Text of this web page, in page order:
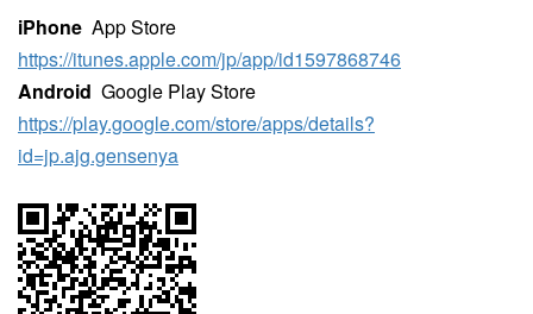
iPhone App Store
https://itunes.apple.com/jp/app/id1597868746
Android Google Play Store
https://play.google.com/store/apps/details?
id=jp.ajg.gensenya